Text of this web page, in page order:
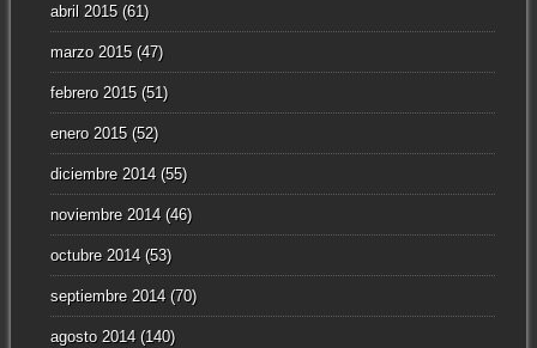
abril 2015(61)
marzo 2015(47)
febrero 2015(51)
enero 2015(52)
diciembre 2014(55)
noviembre 2014(46)
octubre 2014(53)
septiembre 2014(70)
agosto 2014(140)